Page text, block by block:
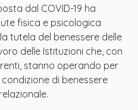
dal COVID-19 ha
fisica e psicologica
tutela del benessere delle
delle Istituzioni che, con
stanno operando per
di benessere